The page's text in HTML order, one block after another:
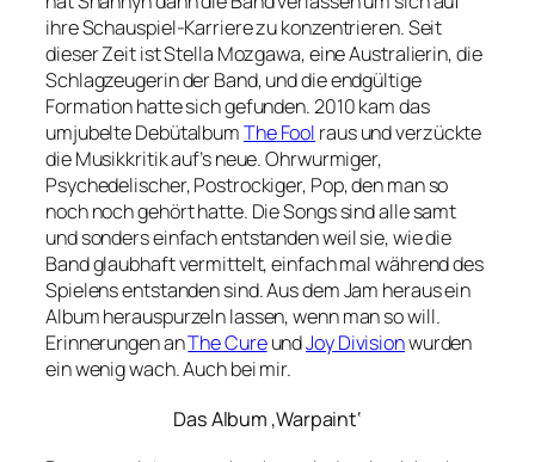
ihre Schauspiel-Karriere zu konzentrieren. Seit
dieser Zeit ist Stella Mozgawa, eine Australierin, die
Schlagzeugerin der Band, und die endgültige
Formation hatte sich gefunden. 2010 kam das
umjubelte DebütalbumTheFool raus und verzückte
die Musikkritik auf’s neue. Ohrwurmiger,
Psychedelischer, Postrockiger, Pop, den man so
noch noch gehört hatte. Die Songs sind alle samt
und sonders einfach entstanden weil sie, wie die
Band glaubhaft vermittelt, einfach mal während des
Spielens entstanden sind. Aus dem Jam heraus ein
Album herauspurzeln lassen, wenn man so will.
Erinnerungen anThe CureundJoy Divisionwurden
ein wenig wach. Auch bei mir.
Das Album ‚Warpaint‘